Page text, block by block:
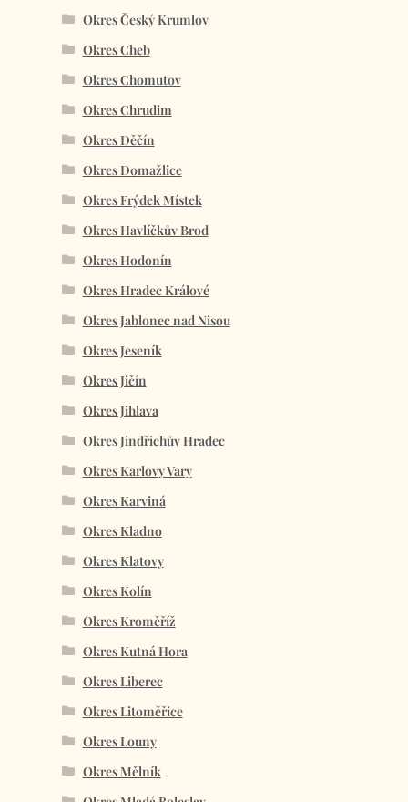
Okres Český Krumlov
Okres Cheb
Okres Chomutov
Okres Chrudim
Okres Děčín
Okres Domažlice
Okres Frýdek Místek
Okres Havlíčkův Brod
Okres Hodonín
Okres Hradec Králové
Okres Jablonec nad Nisou
Okres Jeseník
Okres Jičín
Okres Jihlava
Okres Jindřichův Hradec
Okres Karlovy Vary
Okres Karviná
Okres Kladno
Okres Klatovy
Okres Kolín
Okres Kroměříž
Okres Kutná Hora
Okres Liberec
Okres Litoměřice
Okres Louny
Okres Mělník